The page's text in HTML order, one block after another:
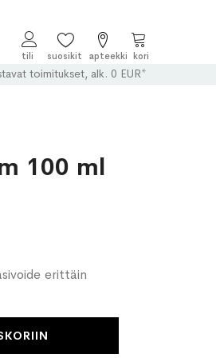
Ostoskori
toimitukset, alk. 0 EUR*
100 ml
erittäin